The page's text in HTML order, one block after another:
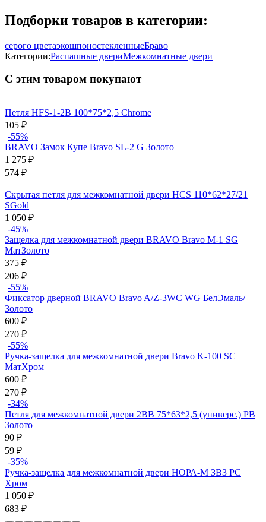
Подборки товаров в категории:
серого цветаэкошпоностекленныеБраво
Категории:Распашные двериМежкомнатные двери
С этим товаром покупают
Петля HFS-1-2B 100*75*2,5 Chrome
105 ₽
-55%
BRAVO Замок Купе Bravo SL-2 G Золото
1 275 ₽
574 ₽
Скрытая петля для межкомнатной двери HCS 110*62*27/21
SGold
1 050 ₽
-45%
Защелка для межкомнатной двери BRAVO Bravo M-1 SG
МатЗолото
375 ₽
206 ₽
-55%
Фиксатор дверной BRAVO Bravo A/Z-3WC WG БелЭмаль/
Золото
600 ₽
270 ₽
-55%
Ручка-защелка для межкомнатной двери Bravo K-100 SC
МатХром
600 ₽
270 ₽
-34%
Петля для межкомнатной двери 2ВВ 75*63*2,5 (универс.) PB
Золото
90 ₽
59 ₽
-35%
Ручка-защелка для межкомнатной двери НОРА-М ЗВ3 PC
Хром
1 050 ₽
683 ₽